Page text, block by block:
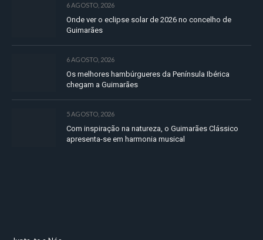
6 AGOSTO, 2026
Onde ver o eclipse solar de 2026 no concelho de
Guimarães
6 AGOSTO, 2026
Os melhores hambúrgueres da Península Ibérica
chegam a Guimarães
5 AGOSTO, 2026
Com inspiração na natureza, o Guimarães Clássico
apresenta-se em harmonia musical